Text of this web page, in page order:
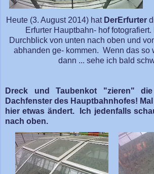
Heute (3. August 2014) hat DerErfurter
Erfurter Hauptbahn- hof
Durchblick von unten nach oben und
abhanden ge- kommen. Wenn das so
dann ... sehe ich bald
Dreck und Taubenkot "zieren" die
Dachfenster des Hauptbahnhofes!
hier etwas ändert. Ich jedenfalls
nach oben.